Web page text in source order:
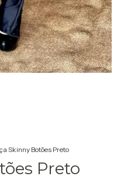
Skinny Botões Preto
Preto